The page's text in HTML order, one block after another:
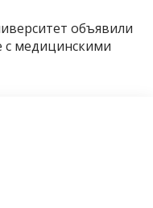
объявили
с медицинскими